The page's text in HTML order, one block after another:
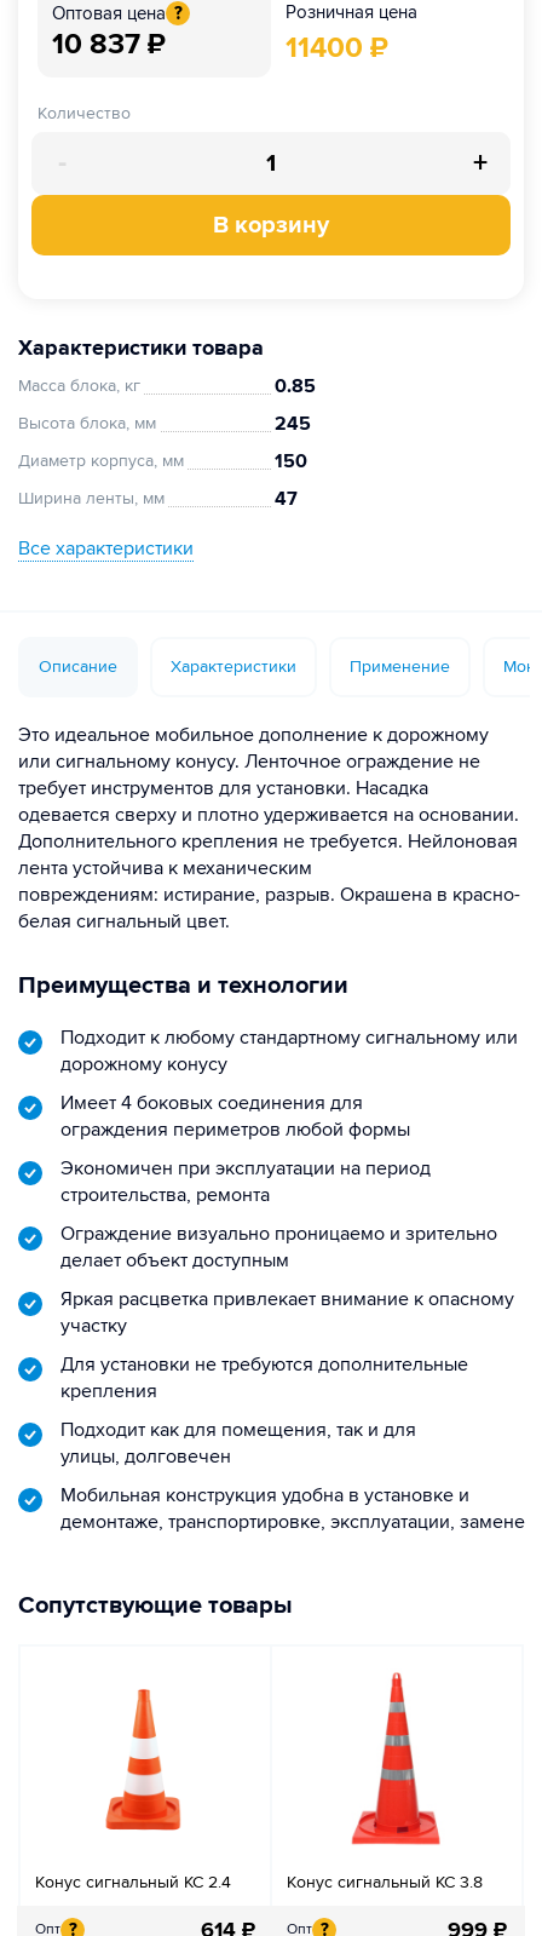
Оптовая цена ?
10 837 ₽
Розничная цена
11400 ₽
Количество
- +
В корзину
Характеристики товара
Масса блока, кг 0.85
Высота блока, мм 245
Диаметр корпуса, мм 150
Ширина ленты, мм 47
Все характеристики
Описание Характеристики Применение
Это идеальное мобильное дополнение к дорожному
или сигнальному конусу. Ленточное ограждение не
требует инструментов для установки. Насадка
одевается сверху и плотно удерживается на основании.
Дополнительного крепления не требуется. Нейлоновая
лента устойчива к механическим
повреждениям: истирание, разрыв. Окрашена в красно-
белая сигнальный цвет.
Преимущества и технологии
Подходит к любому стандартному сигнальному или
дорожному конусу
Имеет 4 боковых соединения для
ограждения периметров любой формы
Экономичен при эксплуатации на период
строительства, ремонта
Ограждение визуально проницаемо и зрительно
делает объект доступным
Яркая расцветка привлекает внимание к опасному
участку
Для установки не требуются дополнительные
крепления
Подходит как для помещения, так и для
улицы, долговечен
Мобильная конструкция удобна в установке и
демонтаже, транспортировке, эксплуатации, замене
Сопутствующие товары
Конус сигнальный КС 2.4
Опт ? 614 ₽
Конус сигнальный КС 3.8
Опт ? 999 ₽